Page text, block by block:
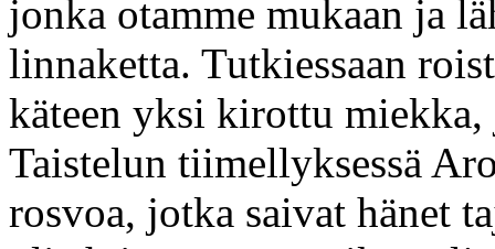
jonka otamme mukaan ja
linnaketta. Tutkiessaan
käteen yksi kirottu
Taistelun tiimellyksessä
rosvoa, jotka saivat hänet